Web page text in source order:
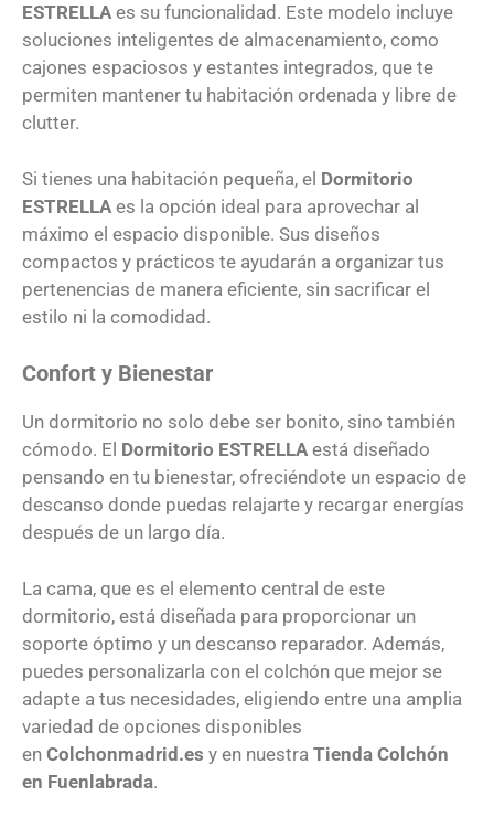
ESTRELLAes su funcionalidad. Este modelo incluye
soluciones inteligentes de almacenamiento, como
cajones espaciosos y estantes integrados, que te
permiten mantener tu habitación ordenada y libre de
clutter.
Si tienes una habitación pequeña, el Dormitorio
ESTRELLA es la opción ideal para aprovechar al
máximo el espacio disponible. Sus diseños
compactos y prácticos te ayudarán a organizar tus
pertenencias de manera eficiente, sin sacrificar el
estilo ni la comodidad.
Confort y Bienestar
Un dormitorio no solo debe ser bonito, sino también
cómodo. El Dormitorio ESTRELLAestá diseñado
pensando en tu bienestar, ofreciéndote un espacio de
descanso donde puedas relajarte y recargar energías
después de un largo día.
La cama, que es el elemento central de este
dormitorio, está diseñada para proporcionar un
soporte óptimo y un descanso reparador. Además,
puedes personalizarla con el colchón que mejor se
adapte a tus necesidades, eligiendo entre una amplia
variedad de opciones disponibles
en Colchonmadrid.es y en nuestra Tienda Colchón
en Fuenlabrada.